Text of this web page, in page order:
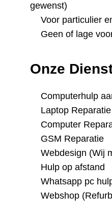
gewenst)
Voor particulier
Geen of lage
Onze
Computerhulp
Laptop Reparatie
Computer
GSM Reparatie
Webdesign (Wij
Hulp op afstand
Whatsapp pc
Webshop